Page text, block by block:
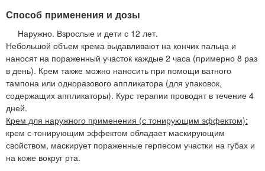
Способ применения и дозы
Наружно. Взрослые и дети с 12 лет.
Небольшой объем крема выдавливают на кончик пальца и
наносят на пораженный участок каждые 2 часа (примерно 8 раз
в день). Крем также можно наносить при помощи ватного
тампона или одноразового аппликатора (для упаковок,
содержащих аппликаторы). Курс терапии проводят в течение 4
дней.
Крем для наружного применения (с тонирующим эффектом):
крем с тонирующим эффектом обладает маскирующим
свойством, маскирует пораженные герпесом участки на губах и
на коже вокруг рта.